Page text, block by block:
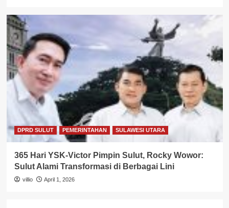
DPRD SULUT PEMERINTAHAN SULAWESI UTARA
365 Hari YSK-Victor Pimpin Sulut, Rocky Wowor:
Sulut Alami Transformasi di Berbagai Lini
villio April 1, 2026